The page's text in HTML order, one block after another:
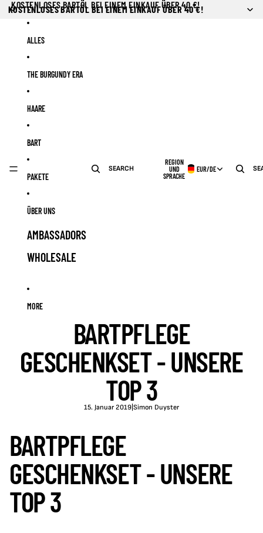
KOSTENLOSES BARTÖL BEI EINEM EINKAUF ÜBER 40 €!
KOSTENLOSES BARTÖL BEI EINEM EINKAUF ÜBER 40 €!
ALLES
THE BURGUNDY ERA
HAARE
BART
PAKETE
ÜBER UNS
AMBASSADORS
WHOLESALE
MORE
SEARCH
REGION
UND
SPRACHE
EUR/DE
BARTPFLEGE
GESCHENKSET - UNSERE
TOP 3
15. Januar 2019 Simon Duyster
BARTPFLEGE
GESCHENKSET - UNSERE
TOP 3